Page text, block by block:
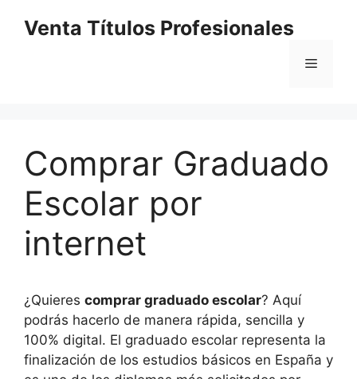
Venta Títulos Profesionales
Menú
Comprar Graduado
Escolar por
internet
¿Quieres comprar graduado escolar? Aquí
podrás hacerlo de manera rápida, sencilla y
100% digital. El graduado escolar representa la
finalización de los estudios básicos en España y